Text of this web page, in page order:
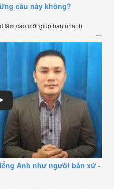
câu này không?
tầm cao mới giúp bạn nhanh
Anh như người bản xứ -